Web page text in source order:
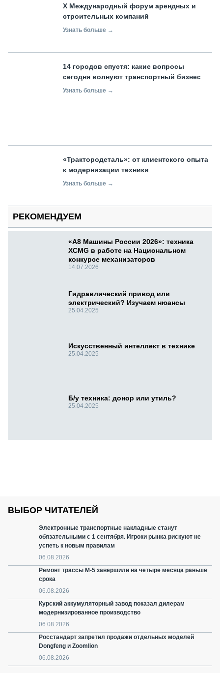
X Международный форум арендных и
строительных компаний
Узнать больше →
14 городов спустя: какие вопросы
сегодня волнуют транспортный бизнес
Узнать больше →
«Трактородеталь»: от клиентского опыта
к модернизации техники
Узнать больше →
РЕКОМЕНДУЕМ
«А8 Машины России 2026»: техника
XCMG в работе на Национальном
конкурсе механизаторов
14.07.2026
Гидравлический привод или
электрический? Изучаем нюансы
25.04.2025
Искусственный интеллект в технике
25.04.2025
Б/у техника: донор или утиль?
25.04.2025
ВЫБОР ЧИТАТЕЛЕЙ
Электронные транспортные накладные станут
обязательными с 1 сентября. Игроки рынка рискуют не
успеть к новым правилам
06.08.2026
Ремонт трассы М-5 завершили на четыре месяца раньше
срока
06.08.2026
Курский аккумуляторный завод показал дилерам
модернизированное производство
06.08.2026
Росстандарт запретил продажи отдельных моделей
Dongfeng и Zoomlion
06.08.2026